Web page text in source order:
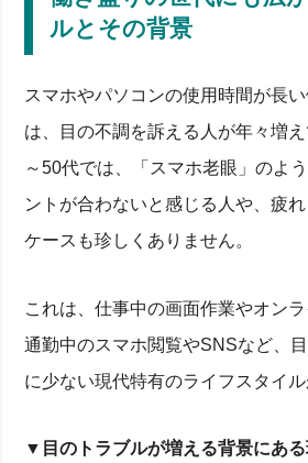
ルとその背景
スマホやパソコンの使用時間が長
は、目の不調を訴える人が年々増
～50代では、「スマホ老眼」のよ
ントが合わないと感じる人や、疲
ケースも珍しくありません。
これは、仕事中の画面作業やオン
通勤中のスマホ閲覧やSNSなど、
に少ない現代特有のライフスタイル
▼ 目のトラブルが増える背景にあ